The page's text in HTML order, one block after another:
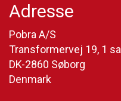
Adresse
Pobra A/S
Transformervej 19, 1 sal
DK-2860 Søborg
Denmark